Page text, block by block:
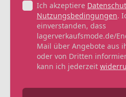
Ich akzeptiere
Nutzungsbedingungen.
einverstanden, dass
lagerverkaufsmode.de/
Mail über Angebote aus
oder von Dritten
kann ich jederzeit